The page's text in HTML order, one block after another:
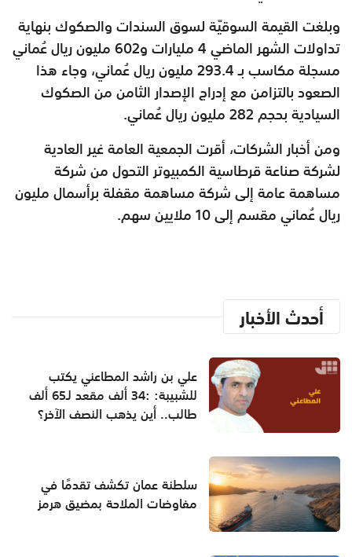
وبلغت القيمة السوقيّة لسوق السندات والصكوك بنهاية
تداولات الشهر الماضي 4 مليارات و602 مليون ريال عُماني
مسجلة مكاسب بـ 293.4 مليون ريال عُماني، وجاء هذا
الصعود بالتزامن مع إدراج الإصدار الثامن من الصكوك
السيادية بحجم 282 مليون ريال عُماني.
ومن أخبار الشركات، أقرت الجمعية العامة غير العادية
لشركة صناعة قرطاسية الكمبيوتر التحول من شركة
مساهمة عامة إلى شركة مساهمة مقفلة برأسمال مليون
ريال عُماني مقسم إلى 10 ملايين سهم.
أحدث الأخبار
علي بن راشد المطاعني يكتب
للشبيبة: :34 ألف مقعد لـ65 ألف
طالب.. أين يذهب النصف الآخر؟
سلطنة عمان تكشف تقدمًا في
مفاوضات الملاحة بمضيق هرمز